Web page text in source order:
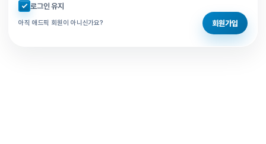
자동로그인 체크
로그인 유지
아직 애드픽 회원이 아니신가요? 회원가입